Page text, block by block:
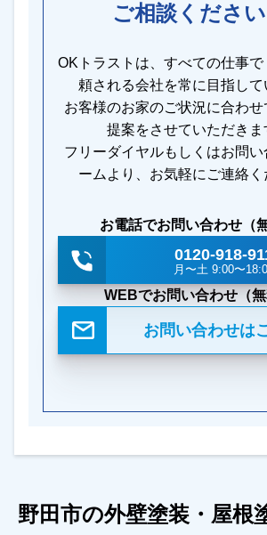
ご相談ください
OKトラストは、すべての仕事
頼される会社を常に目指して
お客様のお家のご状況に合わ
提案をさせていただきま
フリーダイヤルもしくはお問い
ームより、お気軽にご連絡く
お電話でお問い合わせ（
0120-918-
月〜土 9:00〜
WEBでお問い合わせ（無
お問い合わせは
野田市の外壁塗装・屋根